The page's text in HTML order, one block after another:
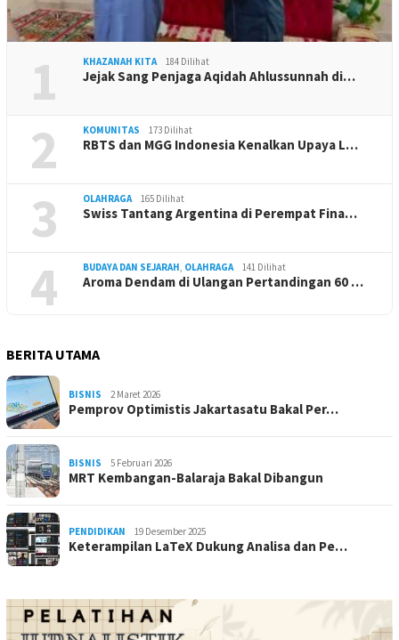
1 KHAZANAH KITA 184 Dilihat
Jejak Sang Penjaga Aqidah Ahlussunnah di…
2 KOMUNITAS 173 Dilihat
RBTS dan MGG Indonesia Kenalkan Upaya L…
3 OLAHRAGA 165 Dilihat
Swiss Tantang Argentina di Perempat Fina…
4 BUDAYA DAN SEJARAH, OLAHRAGA 141 Dilihat
Aroma Dendam di Ulangan Pertandingan 60 …
BERITA UTAMA
BISNIS 2 Maret 2026
Pemprov Optimistis Jakartasatu Bakal Per…
BISNIS 5 Februari 2026
MRT Kembangan-Balaraja Bakal Dibangun
PENDIDIKAN 19 Desember 2025
Keterampilan LaTeX Dukung Analisa dan Pe…